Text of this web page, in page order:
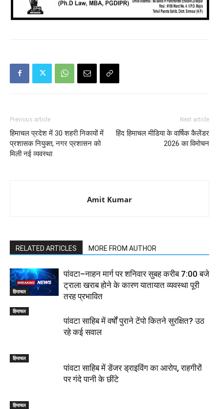
Previous article
हिमाचल प्रदेश में 30 शहरी निकायों में
प्रशासक नियुक्त, नगर प्रशासन को
मिली नई व्यवस्था
Next article
हिंद हिमाचल मीडिया के वार्षिक कैलेंडर
2026 का विमोचन
Amit Kumar
RELATED ARTICLES MORE FROM AUTHOR
हिमाचल
पांवटा–नाहन मार्ग पर शनिवार सुबह करीब 7:00 बजे
ट्राला खराब होने के कारण यातायात व्यवस्था पूरी
तरह प्रभावित
हिमाचल
पांवटा साहिब में वर्षों पुराने टेंपो कितने सुरक्षित? उठ
रहे कई सवाल
हिमाचल
पांवटा साहिब में डेंजर ड्राइविंग का आरोप, राहगीरों
पर गंदे पानी के छींटे
हिमाचल